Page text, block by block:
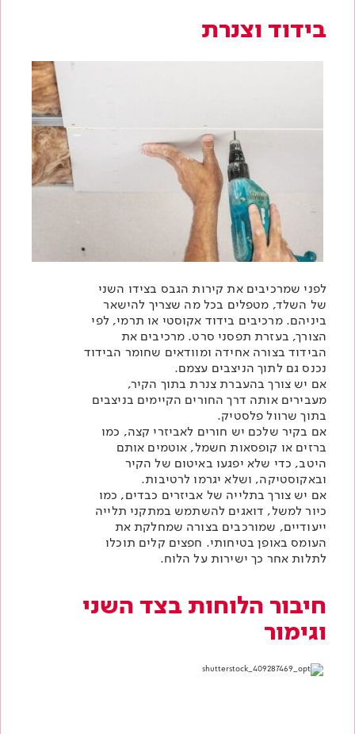
בידוד וצנרת
לפני שמרכיבים את קירות הגבס בצידו השני
של השלד, מטפלים בכל מה שצריך להישאר
ביניהם. מרכיבים בידוד אקוסטי או תרמי, לפי
הצורך, בעזרת תפסני סרט. מרכיבים את
הבידוד בצורה אחידה ומוודאים שחומר הבידוד
נכנס גם לתוך הניצבים עצמם.
אם יש צורך בהעברת צנרת בתוך הקיר,
מעבירים אותה דרך החורים הקיימים בניצבים
בתוך שרוול פלסטיק.
אם בקיר שלכם יש חורים לאביזרי קצה, כמו
ברזים או קופסאות חשמל, אוטמים אותם
היטב, כדי שלא יפגעו באיטום של הקיר
ובאקוסטיקה, ושלא יגרמו לרטיבות.
אם יש צורך בתלייה של אביזרים כבדים, כמו
כיור למשל, דואגים להשתמש במתקני תלייה
ייעודיים, שמורכבים בצורה שמחלקת את
העומס באופן בטיחותי. חפצים קלים תוכלו
לתלות אחר כך ישירות על הלוח.
חיבור הלוחות בצד השני
וגימור